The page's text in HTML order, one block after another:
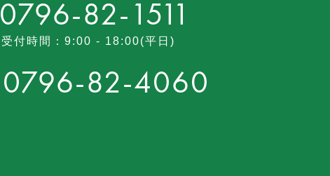
0796-82-1511
受付時間：9:00 - 18:00(平日)
0796-82-4060